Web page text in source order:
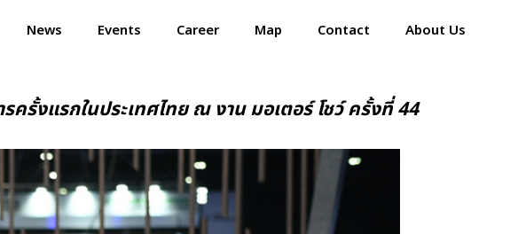
Events
Map
News Events Career Map Contact About Us
ครั้งแรกในประเทศไทย ณ งาน มอเตอร์ โชว์ ครั้งที่ 44